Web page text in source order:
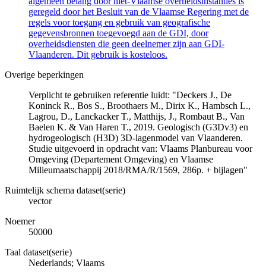
geregeld door het Besluit van de Vlaamse Regering met de
regels voor toegang en gebruik van geografische
gegevensbronnen toegevoegd aan de GDI, door
overheidsdiensten die geen deelnemer zijn aan GDI-
Vlaanderen. Dit gebruik is kosteloos.
Overige beperkingen
Verplicht te gebruiken referentie luidt: "Deckers J., De
Koninck R., Bos S., Broothaers M., Dirix K., Hambsch L.,
Lagrou, D., Lanckacker T., Matthijs, J., Rombaut B., Van
Baelen K. & Van Haren T., 2019. Geologisch (G3Dv3) en
hydrogeologisch (H3D) 3D-lagenmodel van Vlaanderen.
Studie uitgevoerd in opdracht van: Vlaams Planbureau voor
Omgeving (Departement Omgeving) en Vlaamse
Milieumaatschappij 2018/RMA/R/1569, 286p. + bijlagen"
Ruimtelijk schema dataset(serie)
vector
Noemer
50000
Taal dataset(serie)
Nederlands; Vlaams